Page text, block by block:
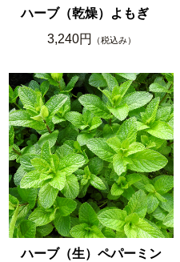
ハーブ（乾燥）よもぎ
3,240円
（税込み）
ハーブ（生）ペパーミン